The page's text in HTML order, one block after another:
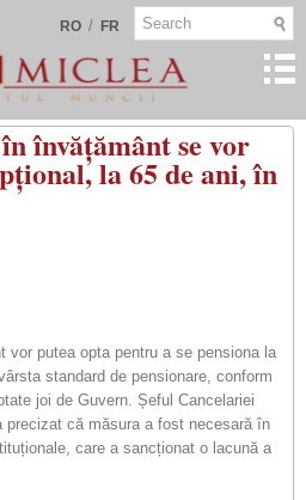
RO / FR
învățământ se vor
la 65 de ani, în
vor putea opta pentru a se pensiona la
standard de pensionare, conform
joi de Guvern. Șeful Cancelariei
precizat că măsura a fost necesară în
care a sancționat o lacună a